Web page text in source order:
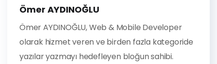
t
Ömer AYDINOĞLU
Ömer AYDINOĞLU, Web & Mobile Developer
olarak hizmet veren ve birden fazla kategoride
yazılar yazmayı hedefleyen bloğun sahibi.